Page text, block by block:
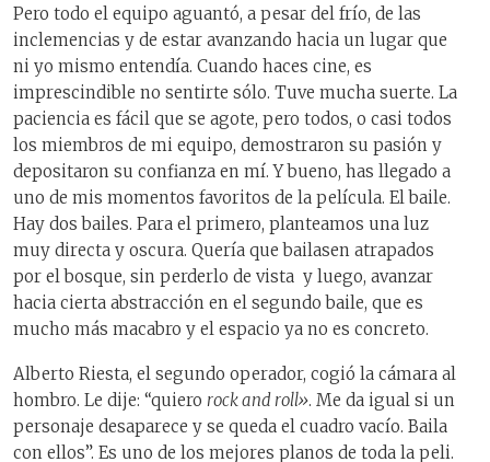
Pero todo el equipo aguantó, a pesar del frío, de las
inclemencias y de estar avanzando hacia un lugar que
ni yo mismo entendía. Cuando haces cine, es
imprescindible no sentirte sólo. Tuve mucha suerte. La
paciencia es fácil que se agote, pero todos, o casi todos
los miembros de mi equipo, demostraron su pasión y
depositaron su confianza en mí. Y bueno, has llegado a
uno de mis momentos favoritos de la película. El baile.
Hay dos bailes. Para el primero, planteamos una luz
muy directa y oscura. Quería que bailasen atrapados
por el bosque, sin perderlo de vista y luego, avanzar
hacia cierta abstracción en el segundo baile, que es
mucho más macabro y el espacio ya no es concreto.
Alberto Riesta, el segundo operador, cogió la cámara al
hombro. Le dije: “quiero rock and roll». Me da igual si un
personaje desaparece y se queda el cuadro vacío. Baila
con ellos”. Es uno de los mejores planos de toda la peli.